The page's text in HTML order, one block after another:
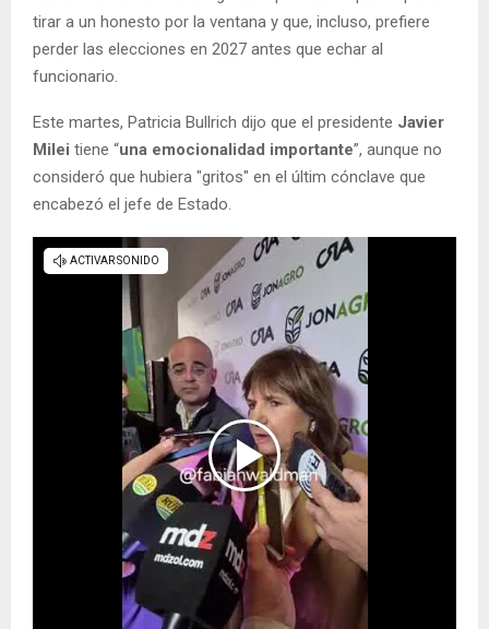
tirar a un honesto por la ventana y que, incluso, prefiere
perder las elecciones en 2027 antes que echar al
funcionario.
Este martes, Patricia Bullrich dijo que el presidente Javier
Milei tiene “una emocionalidad importante”, aunque no
consideró que hubiera "gritos" en el últim cónclave que
encabezó el jefe de Estado.